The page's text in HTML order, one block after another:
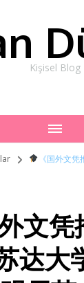
Kişisel Blog
《国外文
外文
达大